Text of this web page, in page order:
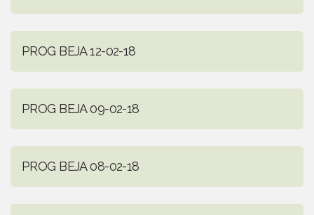
PROG BEJA 12-02-18
PROG BEJA 09-02-18
PROG BEJA 08-02-18